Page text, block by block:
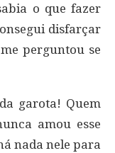
o que fazer
disfarçar
perguntou se
garota! Quem
amou esse
nada nele para